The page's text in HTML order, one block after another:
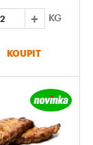
KG
KOUPIT